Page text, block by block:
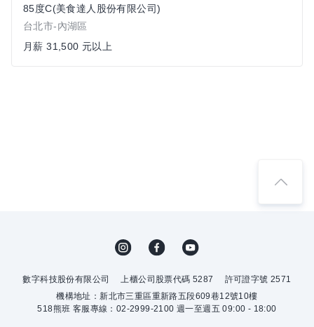
85度C(美食達人股份有限公司)
台北市-內湖區
月薪 31,500 元以上
數字科技股份有限公司 上櫃公司股票代碼 5287
許可證字號 2571
機構地址：新北市三重區重新路五段609巷12號10樓
518熊班 客服專線：02-2999-2100 週一至週五 09:00 - 18:00